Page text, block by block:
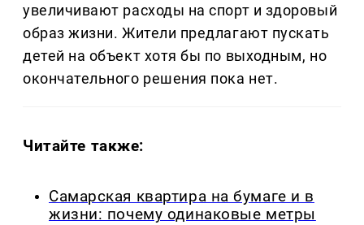
увеличивают расходы на спорт и здоровый
образ жизни. Жители предлагают пускать
детей на объект хотя бы по выходным, но
окончательного решения пока нет.
Читайте также:
Самарская квартира на бумаге и в
жизни: почему одинаковые метры